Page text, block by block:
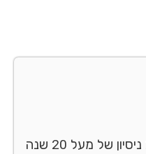
חברת הדברה מקצועית בעלת ניסיון של מעל 20 שנה